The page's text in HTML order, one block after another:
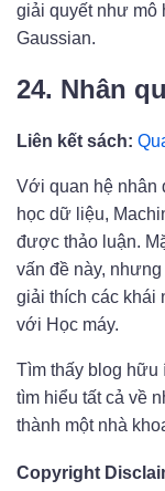
giải quyết như mô
Gaussian.
24. Nhân
Liên kết sách:
Với quan hệ nhân
học dữ liệu,
được thảo luận.
vấn đề này,
giải thích các khái
với Học máy.
Tìm thấy blog hữu
tìm hiểu tất cả về
thành một nhà
Copyright